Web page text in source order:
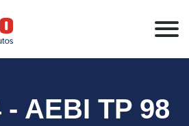
- AEBI TP 98